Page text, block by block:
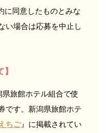
に同意したものとみな
い場合は応募を中止し
旅館ホテル組合で使
です。新潟県旅館ホテ
ちご』に掲載されてい